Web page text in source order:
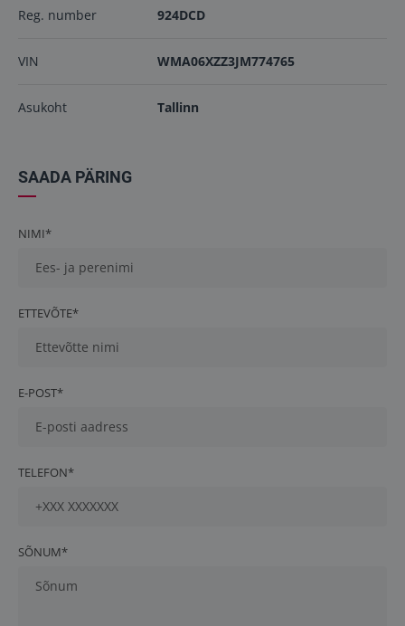
Reg. number 924DCD
VIN WMA06XZZ3JM774765
Asukoht Tallinn
SAADA PÄRING
NIMI*
ETTEVÕTE*
E-POST*
TELEFON*
SÕNUM*